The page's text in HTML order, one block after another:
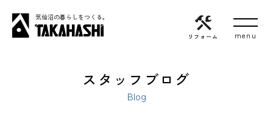
気仙沼の暮らしをつくる。
リフォーム
スタッフブログ
Blog